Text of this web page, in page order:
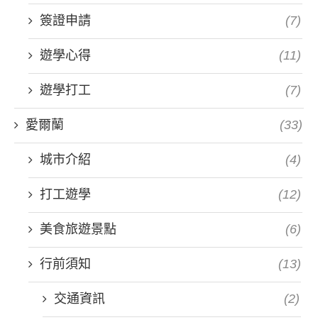
簽證申請 (7)
遊學心得 (11)
遊學打工 (7)
愛爾蘭 (33)
城市介紹 (4)
打工遊學 (12)
美食旅遊景點 (6)
行前須知 (13)
交通資訊 (2)